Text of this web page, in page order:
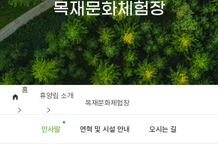
목재문화체험장
홈
휴양림 소개
목재문화체험장
인사말 연혁 및 시설 안내 오시는 길